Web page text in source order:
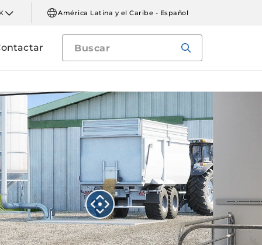
América Latina y el Caribe - Español